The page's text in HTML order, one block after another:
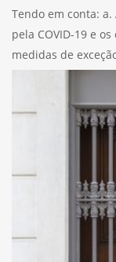
Tendo em conta:
pela COVID-19 e
medidas de
Saúde; b. As
que justificaram